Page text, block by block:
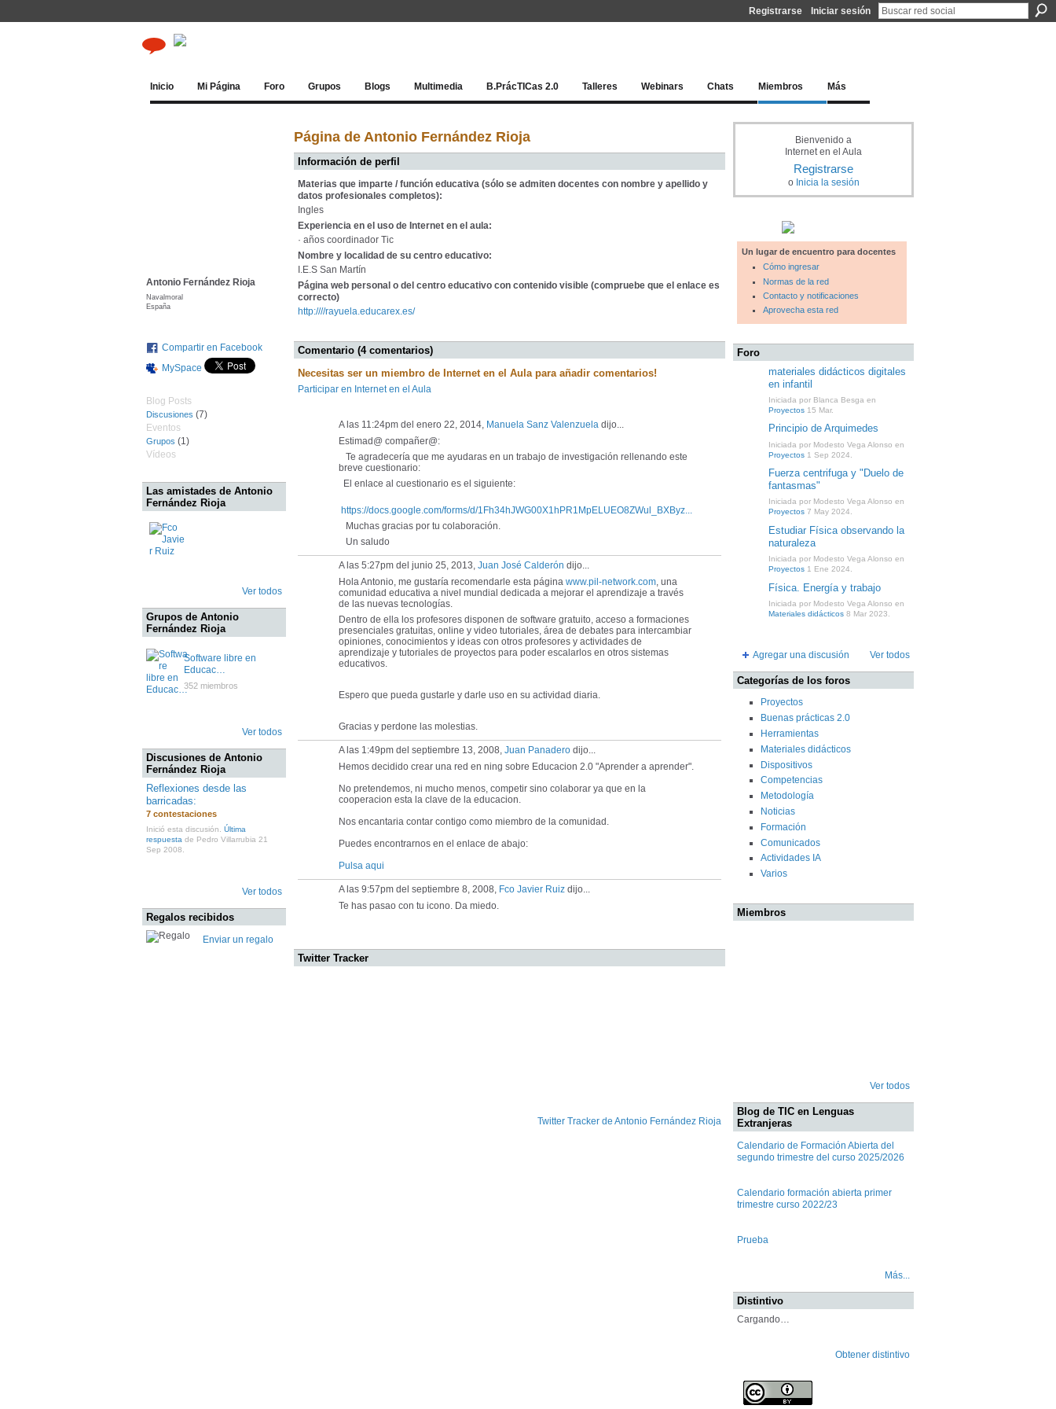
Registrarse Iniciar sesión
Inicio Mi Página Foro Grupos Blogs Multimedia B.PrácTICas 2.0 Talleres Webinars Chats Miembros Más
Antonio Fernández Rioja
Navalmoral
España
Compartir en Facebook
MySpace
Blog Posts
Discusiones (7)
Eventos
Grupos (1)
Vídeos
Las amistades de Antonio
Fernández Rioja
Ver todos
Grupos de Antonio
Fernández Rioja
Software libre en
Educac…
352 miembros
Ver todos
Discusiones de Antonio
Fernández Rioja
Reflexiones desde las
barricadas:
7 contestaciones
Inició esta discusión. Última
respuesta de Pedro Villarrubia 21
Sep 2008.
Ver todos
Regalos recibidos
Enviar un regalo
Página de Antonio Fernández Rioja
Información de perfil
Materias que imparte / función educativa (sólo se admiten docentes con nombre y apellido y
datos profesionales completos):
Ingles
Experiencia en el uso de Internet en el aula:
· años coordinador Tic
Nombre y localidad de su centro educativo:
I.E.S San Martín
Página web personal o del centro educativo con contenido visible (compruebe que el enlace es
correcto)
http:////rayuela.educarex.es/
Comentario (4 comentarios)
Necesitas ser un miembro de Internet en el Aula para añadir comentarios!
Participar en Internet en el Aula
A las 11:24pm del enero 22, 2014, Manuela Sanz Valenzuela dijo...
Estimad@ compañer@:
Te agradecería que me ayudaras en un trabajo de investigación rellenando este
breve cuestionario:
El enlace al cuestionario es el siguiente:
https://docs.google.com/forms/d/1Fh34hJWG00X1hPR1MpELUEO8ZWul_BXByz...
Muchas gracias por tu colaboración.
Un saludo
A las 5:27pm del junio 25, 2013, Juan José Calderón dijo...
Hola Antonio, me gustaría recomendarle esta página www.pil-network.com, una
comunidad educativa a nivel mundial dedicada a mejorar el aprendizaje a través
de las nuevas tecnologías.
Dentro de ella los profesores disponen de software gratuito, acceso a formaciones
presenciales gratuitas, online y video tutoriales, área de debates para intercambiar
opiniones, conocimientos y ideas con otros profesores y actividades de
aprendizaje y tutoriales de proyectos para poder escalarlos en otros sistemas
educativos.
Espero que pueda gustarle y darle uso en su actividad diaria.
Gracias y perdone las molestias.
A las 1:49pm del septiembre 13, 2008, Juan Panadero dijo...
Hemos decidido crear una red en ning sobre Educacion 2.0 "Aprender a aprender".
No pretendemos, ni mucho menos, competir sino colaborar ya que en la
cooperacion esta la clave de la educacion.
Nos encantaria contar contigo como miembro de la comunidad.
Puedes encontrarnos en el enlace de abajo:
Pulsa aqui
A las 9:57pm del septiembre 8, 2008, Fco Javier Ruiz dijo...
Te has pasao con tu icono. Da miedo.
Twitter Tracker
Twitter Tracker de Antonio Fernández Rioja
Bienvenido a
Internet en el Aula
Registrarse
o Inicia la sesión
Un lugar de encuentro para docentes
Cómo ingresar
Normas de la red
Contacto y notificaciones
Aprovecha esta red
Foro
materiales didácticos digitales
en infantil
Iniciada por Blanca Besga en
Proyectos 15 Mar.
Principio de Arquimedes
Iniciada por Modesto Vega Alonso en
Proyectos 1 Sep 2024.
Fuerza centrifuga y "Duelo de
fantasmas"
Iniciada por Modesto Vega Alonso en
Proyectos 7 May 2024.
Estudiar Física observando la
naturaleza
Iniciada por Modesto Vega Alonso en
Proyectos 1 Ene 2024.
Física. Energía y trabajo
Iniciada por Modesto Vega Alonso en
Materiales didácticos 8 Mar 2023.
Agregar una discusión Ver todos
Categorías de los foros
Proyectos
Buenas prácticas 2.0
Herramientas
Materiales didácticos
Dispositivos
Competencias
Metodología
Noticias
Formación
Comunicados
Actividades IA
Varios
Miembros
Ver todos
Blog de TIC en Lenguas
Extranjeras
Calendario de Formación Abierta del
segundo trimestre del curso 2025/2026
Calendario formación abierta primer
trimestre curso 2022/23
Prueba
Más...
Distintivo
Cargando…
Obtener distintivo